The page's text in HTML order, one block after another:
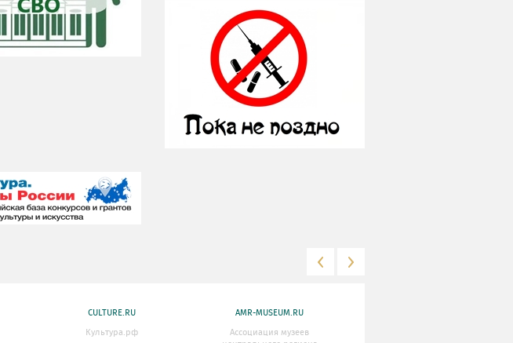
CULTURE.RU
Культура.рф
AMR-MUSEUM.RU
Ассоциация музеев